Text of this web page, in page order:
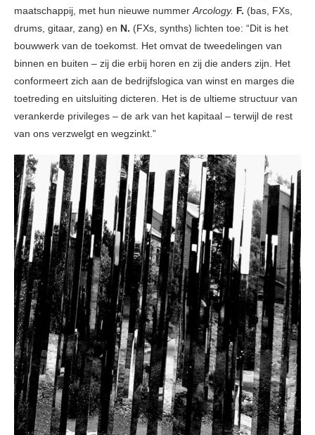
maatschappij, met hun nieuwe nummerArcology. F. (bas, FXs,
drums, gitaar, zang) en N. (FXs, synths) lichten toe: “Dit is het
bouwwerk van de toekomst. Het omvat de tweedelingen van
binnen en buiten – zij die erbij horen en zij die anders zijn. Het
conformeert zich aan de bedrijfslogica van winst en marges die
toetreding en uitsluiting dicteren. Het is de ultieme structuur van
verankerde privileges – de ark van het kapitaal – terwijl de rest
van ons verzwelgt en wegzinkt.”